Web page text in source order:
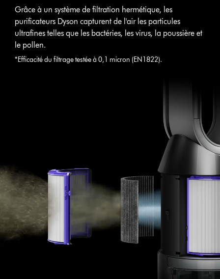
Grâce à un système de filtration hermétique, les
purificateurs Dyson capturent de l'air les particules
ultrafines telles que les bactéries, les virus, la poussière et
le pollen.
*Efficacité du filtrage testée à 0,1 micron (EN1822).